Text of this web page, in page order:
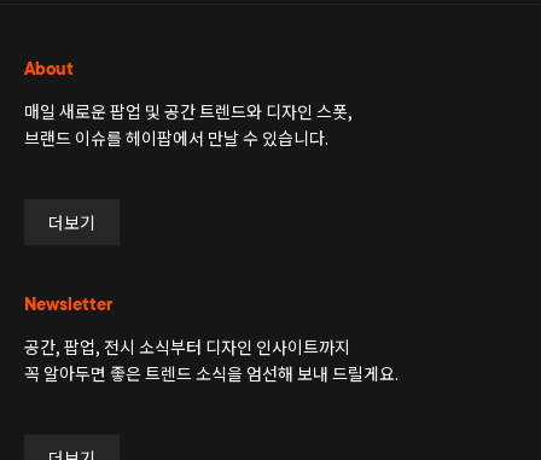
About
매일 새로운 팝업 및 공간 트렌드와 디자인 스폿,
브랜드 이슈를 헤이팝에서 만날 수 있습니다.
더보기
Newsletter
공간, 팝업, 전시 소식부터 디자인 인사이트까지
꼭 알아두면 좋은 트렌드 소식을 엄선해 보내 드릴게요.